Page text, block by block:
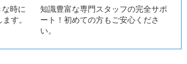
時に
す。
知識豊富な専門スタッフの完全サポ
ート！初めての方もご安心くださ
い。